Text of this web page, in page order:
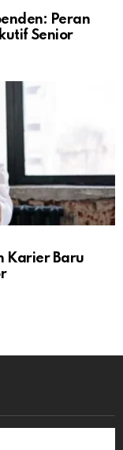
Peran
Senior
Karier Baru